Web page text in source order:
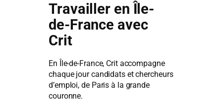
Travailler en Île-
de-France avec
Crit
En Île-de-France, Crit accompagne
chaque jour candidats et chercheurs
d’emploi, de Paris à la grande
couronne.